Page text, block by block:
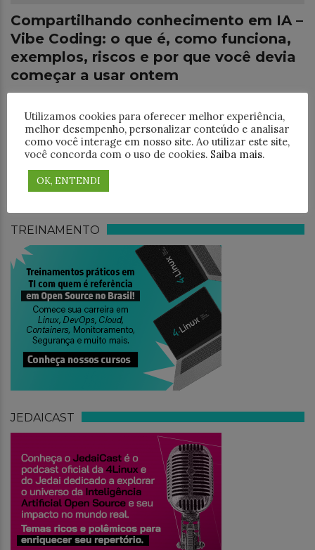
Compartilhando conhecimento em IA –
Vibe Coding: o que é, como funciona,
exemplos, riscos e por que você devia
começar a usar ontem
dá pra só dizer o que eu quero e o código sair
pronto?”, então você vai gostar de saber que
TREINAMENTO
JEDAICAST
Utilizamos cookies para oferecer melhor experiência,
melhor desempenho, personalizar conteúdo e analisar
como você interage em nosso site. Ao utilizar este site,
você concorda com o uso de cookies. Saiba mais.
OK, ENTENDI